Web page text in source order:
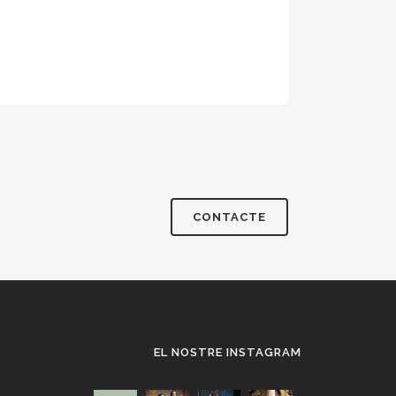
EL NOSTRE INSTAGRAM